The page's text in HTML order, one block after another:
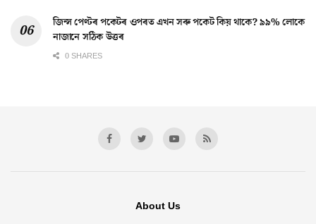
জিন্স পেণ্টৰ পকেটৰ ওপৰত এখন সৰু পকেট কিয় থাকে? ৯৯% লোকে
নাজানে সঠিক উত্তৰ
0 SHARES
About Us